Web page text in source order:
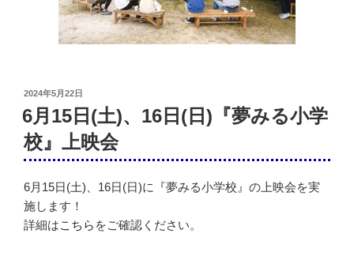
投
日:
2024年5月22日
6月15日(土)、16日(日)『夢みる小学
校』上映会
6月15日(土)、16日(日)に『夢みる小学校』の上映会を実
施します！
詳細はこちら をご確認ください。